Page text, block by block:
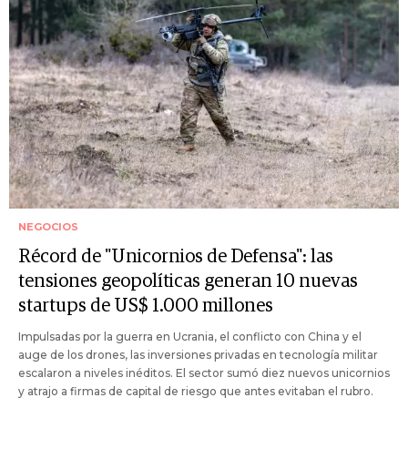
NEGOCIOS
Récord de "Unicornios de Defensa": las
tensiones geopolíticas generan 10 nuevas
startups de US$ 1.000 millones
Impulsadas por la guerra en Ucrania, el conflicto con China y el
auge de los drones, las inversiones privadas en tecnología militar
escalaron a niveles inéditos. El sector sumó diez nuevos unicornios
y atrajo a firmas de capital de riesgo que antes evitaban el rubro.